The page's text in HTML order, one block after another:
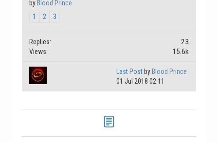
by Blood Prince
1 2 3
Replies: 23
Views: 15.6k
Last Post by Blood Prince
01 Jul 2018 02:11